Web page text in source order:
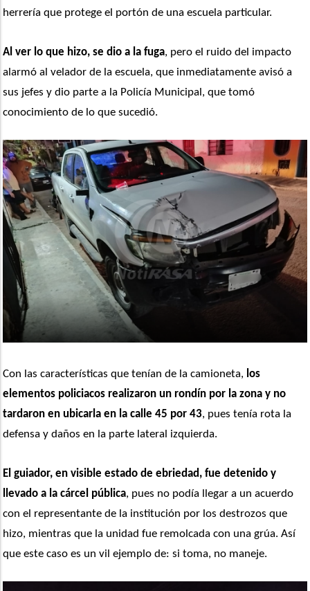
herrería que protege el portón de una escuela particular.
Al ver lo que hizo, se dio a la fuga, pero el ruido del impacto
alarmó al velador de la escuela, que inmediatamente avisó a
sus jefes y dio parte a la Policía Municipal, que tomó
conocimiento de lo que sucedió.
Con las características que tenían de la camioneta, los
elementos policiacos realizaron un rondín por la zona y no
tardaron en ubicarla en la calle 45 por 43, pues tenía rota la
defensa y daños en la parte lateral izquierda.
El guiador, en visible estado de ebriedad, fue detenido y
llevado a la cárcel pública, pues no podía llegar a un acuerdo
con el representante de la institución por los destrozos que
hizo, mientras que la unidad fue remolcada con una grúa. Así
que este caso es un vil ejemplo de: si toma, no maneje.